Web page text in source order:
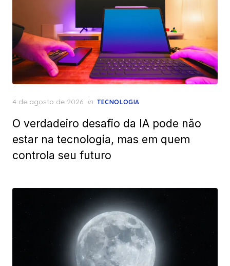
Posted
4 de agosto de 2026 in TECNOLOGIA
O verdadeiro desafio da IA pode não
estar na tecnologia, mas em quem
controla seu futuro